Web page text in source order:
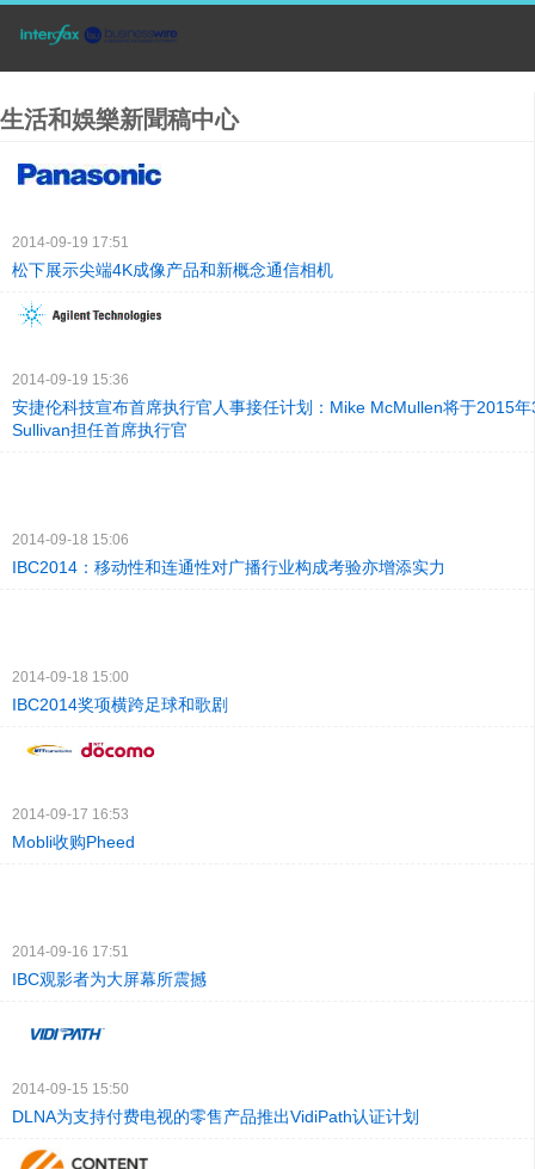
生活和娛樂新聞稿中心
2014-09-19 17:51
松下展示尖端4K成像产品和新概念通信相机
2014-09-19 15:36
安捷伦科技宣布首席执行官人事接任计划：Mike McMullen将于2015
Sullivan担任首席执行官
2014-09-18 15:06
IBC2014：移动性和连通性对广播行业构成考验亦增添实力
2014-09-18 15:00
IBC2014奖项横跨足球和歌剧
2014-09-17 16:53
Mobli收购Pheed
2014-09-16 17:51
IBC观影者为大屏幕所震撼
2014-09-15 15:50
DLNA为支持付费电视的零售产品推出VidiPath认证计划